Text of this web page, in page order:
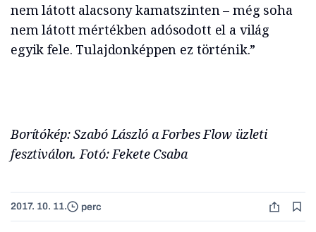
nem látott alacsony kamatszinten – még soha
nem látott mértékben adósodott el a világ
egyik fele. Tulajdonképpen ez történik.”
Borítókép: Szabó László a Forbes Flow üzleti
fesztiválon. Fotó: Fekete Csaba
2017. 10. 11. perc